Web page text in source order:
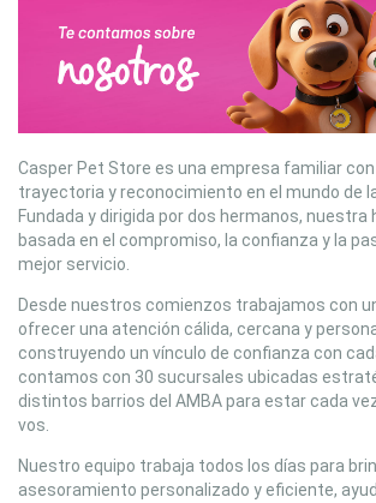
Casper Pet Store es una empresa familiar
trayectoria y reconocimiento en el mundo de
Fundada y dirigida por dos hermanos,
basada en el compromiso, la confianza y la
mejor servicio.
Desde nuestros comienzos trabajamos con
ofrecer una atención cálida, cercana y
construyendo un vínculo de confianza con
contamos con 30 sucursales ubicadas
distintos barrios del AMBA para estar cada
vos.
Nuestro equipo trabaja todos los días para
asesoramiento personalizado y eficiente,